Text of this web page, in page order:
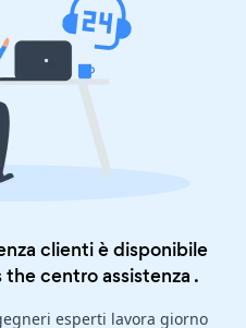
clienti è disponibile
thecentro assistenza .
esperti lavora giorno